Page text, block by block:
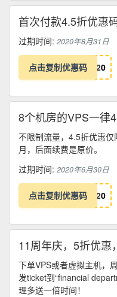
首次付款4.5折优惠
过期时间: 2020年8月31日
点击复制优惠码 20
8个机房的VPS一律
不限制流量，4.5折优惠
月，后面续费是原价。
过期时间: 2020年6月30日
点击复制优惠码 20
11周年庆，5折优惠
下单VPS或者虚拟主机，
发ticket到“financial
理多送一倍时间！